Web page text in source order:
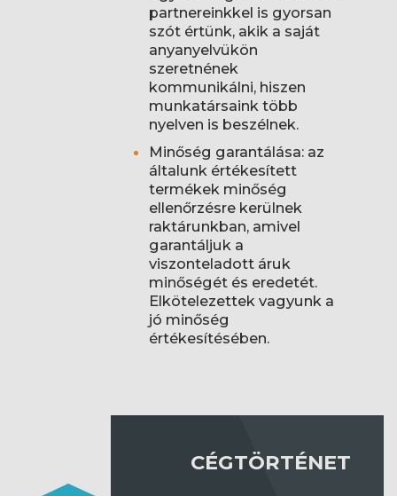
partnereinkkel is gyorsan
szót értünk, akik a saját
anyanyelvükön
szeretnének
kommunikálni, hiszen
munkatársaink több
nyelven is beszélnek.
Minőség garantálása: az
általunk értékesített
termékek minőség
ellenőrzésre kerülnek
raktárunkban, amivel
garantáljuk a
viszonteladott áruk
minőségét és eredetét.
Elkötelezettek vagyunk a
jó minőség
értékesítésében.
CÉGTÖRTÉNET